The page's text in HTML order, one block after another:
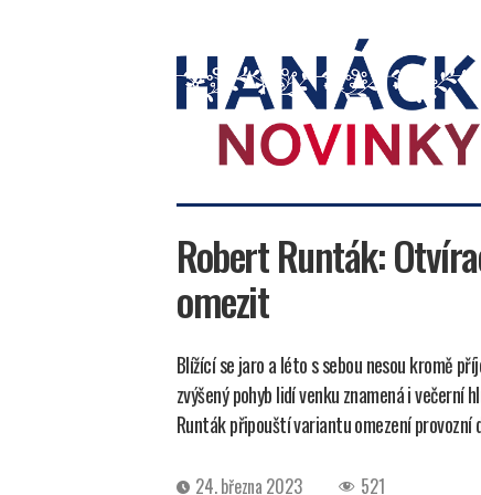
novinky
Robert Runták:
omezit
Blížící se jaro a léto s sebou nesou kromě
zvýšený pohyb lidí venku znamená i
Runták připouští variantu omezení
Datum24. března 2023 521